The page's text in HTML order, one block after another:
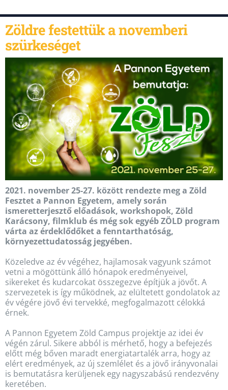
Zöldre festettük a novemberi
szürkeséget
2021. november 25-27. között rendezte meg a Zöld
Fesztet a Pannon Egyetem, amely során
ismeretterjesztő előadások, workshopok, Zöld
Karácsony, filmklub és még sok egyéb ZÖLD program
várta az érdeklődőket a fenntarthatóság,
környezettudatosság jegyében.
Közeledve az év végéhez, hajlamosak vagyunk számot
vetni a mögöttünk álló hónapok eredményeivel,
sikereket és kudarcokat összegezve építjük a jövőt. A
szervezetek is így működnek, az elültetett gondolatok az
év végére jövő évi tervekké, megfogalmazott célokká
érnek.
A Pannon Egyetem Zöld Campus projektje az idei év
végén zárul. Sikere abból is mérhető, hogy a befejezés
előtt még bőven maradt energiatartalék arra, hogy az
elért eredmények, az új szemlélet és a jövő irányvonalai
is bemutatásra kerüljenek egy nagyszabású rendezvény
keretében.